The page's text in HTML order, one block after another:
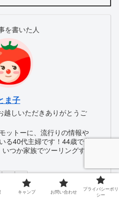
を書いた人
ま子
しいただきありがとうご
ットーに、流行りの情報や
る40代主婦です！44歳で普
つか家族でツーリングする
キャンプ お問い合わせ
プライバシーポリ
シー